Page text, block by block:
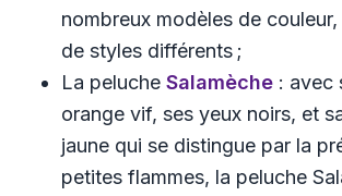
nombreux modèles de
de styles différents ;
La peluche Salamèche : avec
orange vif, ses yeux noirs, et
jaune qui se distingue par la
petites flammes, la peluche